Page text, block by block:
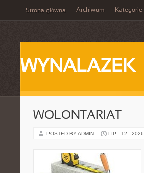
Strona główna Archiwum Kategorie
WYNALAZEK
WOLONTARIAT
POSTED BY ADMIN LIP - 12 - 2026